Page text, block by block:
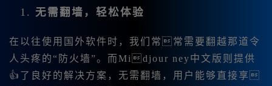
1. 无需翻墙，轻松体验
在以往使用国外软件时，我们常常需要翻越那道令
人头疼的“防火墙”。而Midjour ney中文版则提供
👍了良好的解决方案，无需翻墙，用户能够直接享